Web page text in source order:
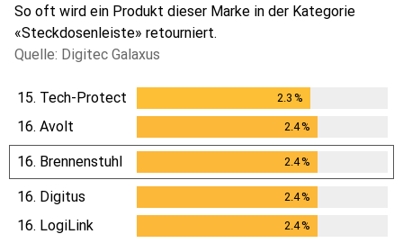
So oft wird ein Produkt dieser Marke in der Kategorie
«Steckdosenleiste» retourniert.
Quelle: Digitec Galaxus
15. Tech-Protect 2.3 %
16. Avolt 2.4%
16. Brennenstuhl 2.4%
16. Digitus 2.4%
16. LogiLink 2.4%